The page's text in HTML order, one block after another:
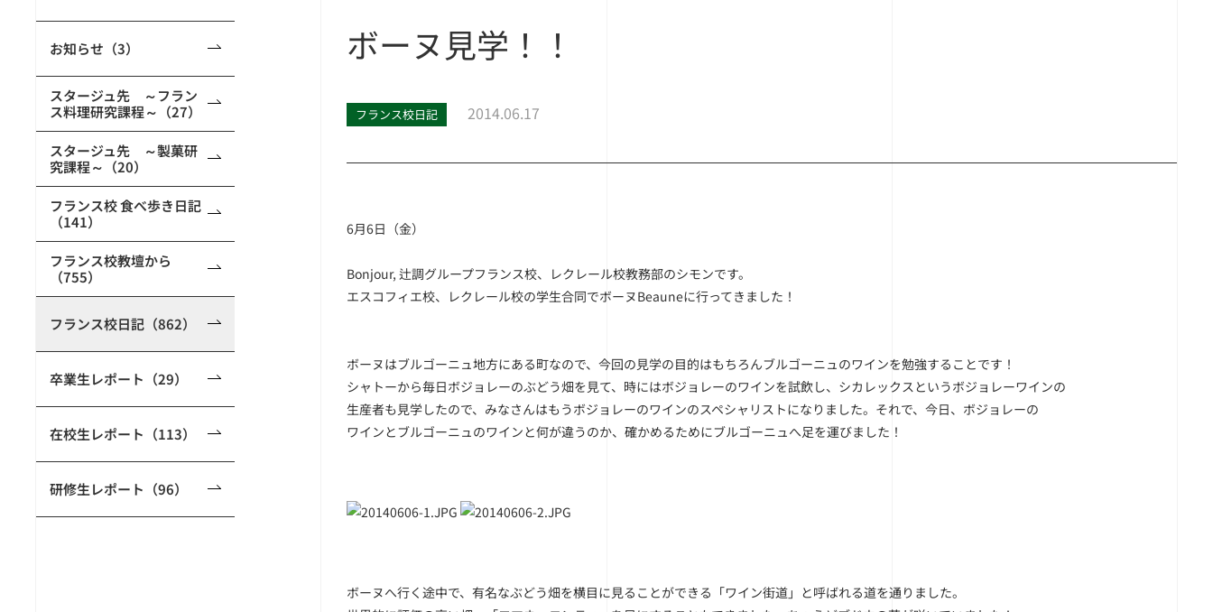
お知らせ（3）
スタージュ先 ～フラン
ス料理研究課程～（27）
スタージュ先 ～製菓研
究課程～（20）
フランス校 食べ歩き日記
（141）
フランス校教壇から
（755）
フランス校日記（862）
卒業生レポート（29）
在校生レポート（113）
研修生レポート（96）
ボーヌ見学！！
フランス校日記 2014.06.17
6月6日（金）
Bonjour, 辻調グループフランス校、レクレール校教務部のシモンです。
エスコフィエ校、レクレール校の学生合同でボーヌBeauneに行ってきました！
ボーヌはブルゴーニュ地方にある町なので、今回の見学の目的はもちろんブルゴーニュのワインを勉強することです！
シャトーから毎日ボジョレーのぶどう畑を見て、時にはボジョレーのワインを試飲し、シカレックスというボジョレーワインの
生産者も見学したので、みなさんはもうボジョレーのワインのスペシャリストになりました。それで、今日、ボジョレーの
ワインとブルゴーニュのワインと何が違うのか、確かめるためにブルゴーニュへ足を運びました！
ボーヌへ行く途中で、有名なぶどう畑を横目に見ることができる「ワイン街道」と呼ばれる道を通りました。